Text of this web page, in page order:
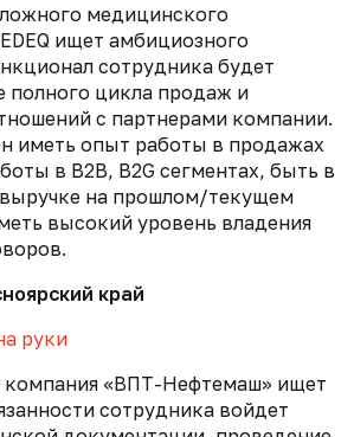
медицинского
ищет амбициозного
сотрудника будет
полного цикла продаж и
с партнерами компании.
иметь опыт работы в продажах
в B2B, B2G сегментах, быть в
выручке на прошлом/текущем
высокий уровень владения
край
руки
компания «ВПТ-Нефтемаш» ищет
сотрудника войдет